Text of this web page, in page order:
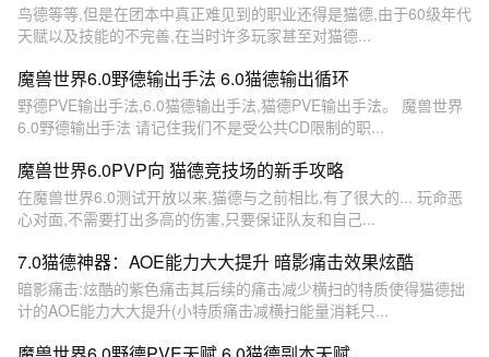
鸟德等等,但是在团本中真正难见到的职业还得是猫德,由于60级年代
天赋以及技能的不完善,在当时许多玩家甚至对猫德...
魔兽世界6.0野德输出手法 6.0猫德输出循环
野德PVE输出手法,6.0猫德输出手法,猫德PVE输出手法。 魔兽世界
6.0野德输出手法 请记住我们不是受公共CD限制的职...
魔兽世界6.0PVP向 猫德竞技场的新手攻略
在魔兽世界6.0测试开放以来,猫德与之前相比,有了很大的... 玩命恶
心对面,不需要打出多高的伤害,只要保证队友和自己...
7.0猫德神器：AOE能力大大提升 暗影痛击效果炫酷
暗影痛击:炫酷的紫色痛击其后续的痛击减少横扫的特质使得猫德拙
计的AOE能力大大提升(小特质痛击减横扫能量消耗只...